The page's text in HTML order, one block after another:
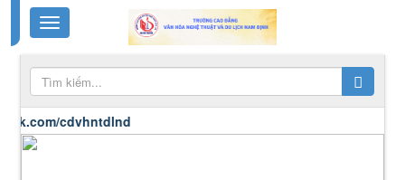
cdvhntdlnd